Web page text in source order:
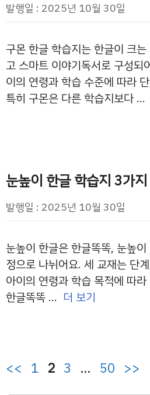
발행일 : 2025년 10월 30일
구몬 한글 학습지는 한글이 크
고 스마트 이야기독서로 구성되
이의 연령과 학습 수준에 따라
특히 구몬은 다른 학습지보다 …
눈높이 한글 학습지 3가
발행일 : 2025년 10월 30일
눈높이 한글은 한글똑똑, 눈높
정으로 나뉘어요. 세 교재는 단
아이의 연령과 학습 목적에 따
한글똑똑 … 더 보기
<< 페
1 페
2 페
3 … 페
50 >>